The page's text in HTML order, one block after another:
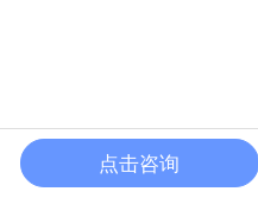
点击咨询